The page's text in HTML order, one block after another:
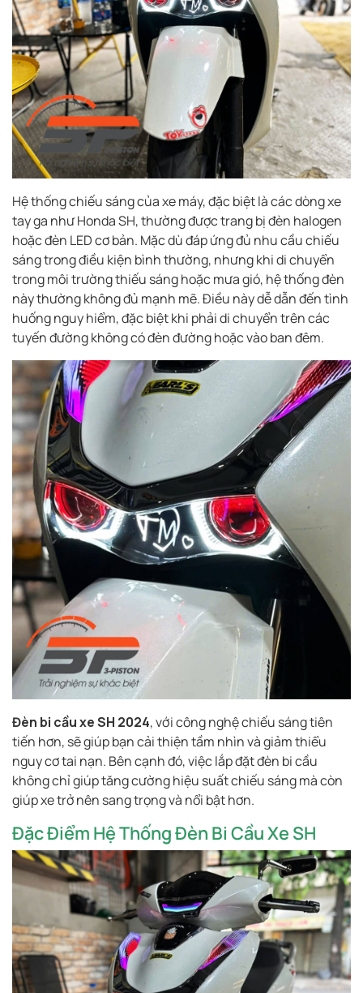
Hệ thống chiếu sáng của xe máy, đặc biệt là các dòng xe
tay ga như Honda SH, thường được trang bị đèn halogen
hoặc đèn LED cơ bản. Mặc dù đáp ứng đủ nhu cầu chiếu
sáng trong điều kiện bình thường, nhưng khi di chuyển
trong môi trường thiếu sáng hoặc mưa gió, hệ thống đèn
này thường không đủ mạnh mẽ. Điều này dễ dẫn đến tình
huống nguy hiểm, đặc biệt khi phải di chuyển trên các
tuyến đường không có đèn đường hoặc vào ban đêm.
Đèn bi cầu xe SH 2024, với công nghệ chiếu sáng tiên
tiến hơn, sẽ giúp bạn cải thiện tầm nhìn và giảm thiểu
nguy cơ tai nạn. Bên cạnh đó, việc lắp đặt đèn bi cầu
không chỉ giúp tăng cường hiệu suất chiếu sáng mà còn
giúp xe trở nên sang trọng và nổi bật hơn.
Đặc Điểm Hệ Thống Đèn Bi Cầu Xe SH